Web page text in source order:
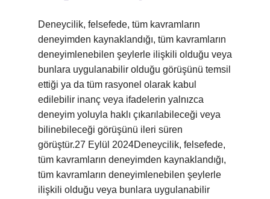
Deneycilik, felsefede, tüm kavramların
deneyimden kaynaklandığı, tüm kavramların
deneyimlenebilen şeylerle ilişkili olduğu veya
bunlara uygulanabilir olduğu görüşünü temsil
ettiği ya da tüm rasyonel olarak kabul
edilebilir inanç veya ifadelerin yalnızca
deneyim yoluyla haklı çıkarılabileceği veya
bilinebileceği görüşünü ileri süren
görüştür.27 Eylül 2024Deneycilik, felsefede,
tüm kavramların deneyimden kaynaklandığı,
tüm kavramların deneyimlenebilen şeylerle
ilişkili olduğu veya bunlara uygulanabilir